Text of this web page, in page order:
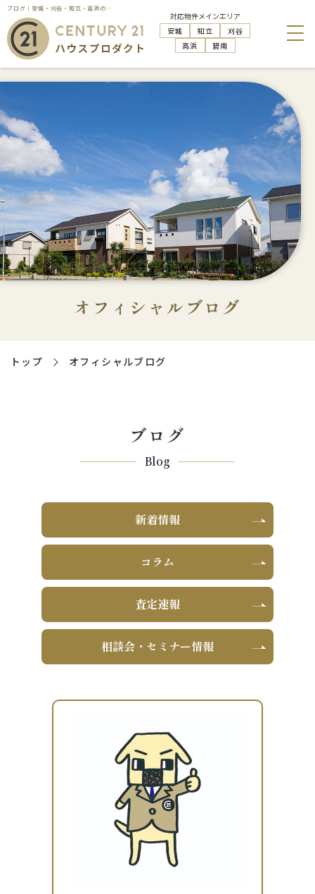
ブログ｜安城・刈谷・知立・高浜の不動産売却・購入・管理活用はハウスプロダクトへお任せください
対応物件メインエリア
安城
知立
刈谷
高浜
碧南
オフィシャルブログ
トップ オフィシャルブログ
ブログ
Blog
新着情報
コラム
査定速報
相談会・セミナー情報